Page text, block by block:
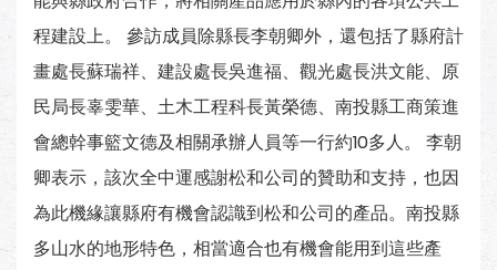
程建設上。 參訪成員除縣長李朝卿外，還包括了縣府計
畫處長蘇瑞祥、建設處長吳進福、觀光處長洪文能、原
民局長辜雯華、土木工程科長黃榮德、南投縣工商策進
會總幹事籃文德及相關承辦人員等一行約10多人。 李朝
卿表示，該次全中運感謝松和公司的贊助和支持，也因
為此機緣讓縣府有機會認識到松和公司的產品。南投縣
多山水的地形特色，相當適合也有機會能用到這些產